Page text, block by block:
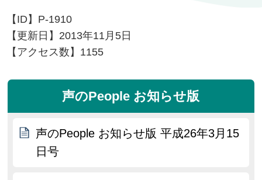
【ID】 P-1910
【更新日】 2013年11月5日
【アクセス数】 1155
声のPeople お知らせ版
声のPeople お知らせ版 平成26年3月15
日号